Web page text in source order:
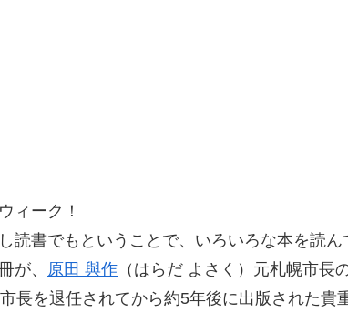
ィーク！
読書でもということで、いろいろな本を読ん
が、 原田 與作 （はらだ よさく）元札幌市長
長を退任されてから約5年後に出版された貴